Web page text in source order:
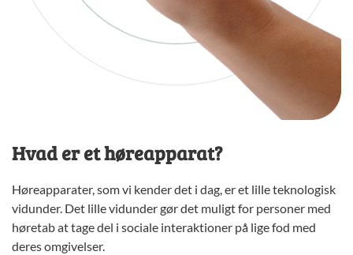
Hvad er et høreapparat?
Høreapparater, som vi kender det i dag, er et lille teknologisk
vidunder. Det lille vidunder gør det muligt for personer med
høretab at tage del i sociale interaktioner på lige fod med
deres omgivelser.